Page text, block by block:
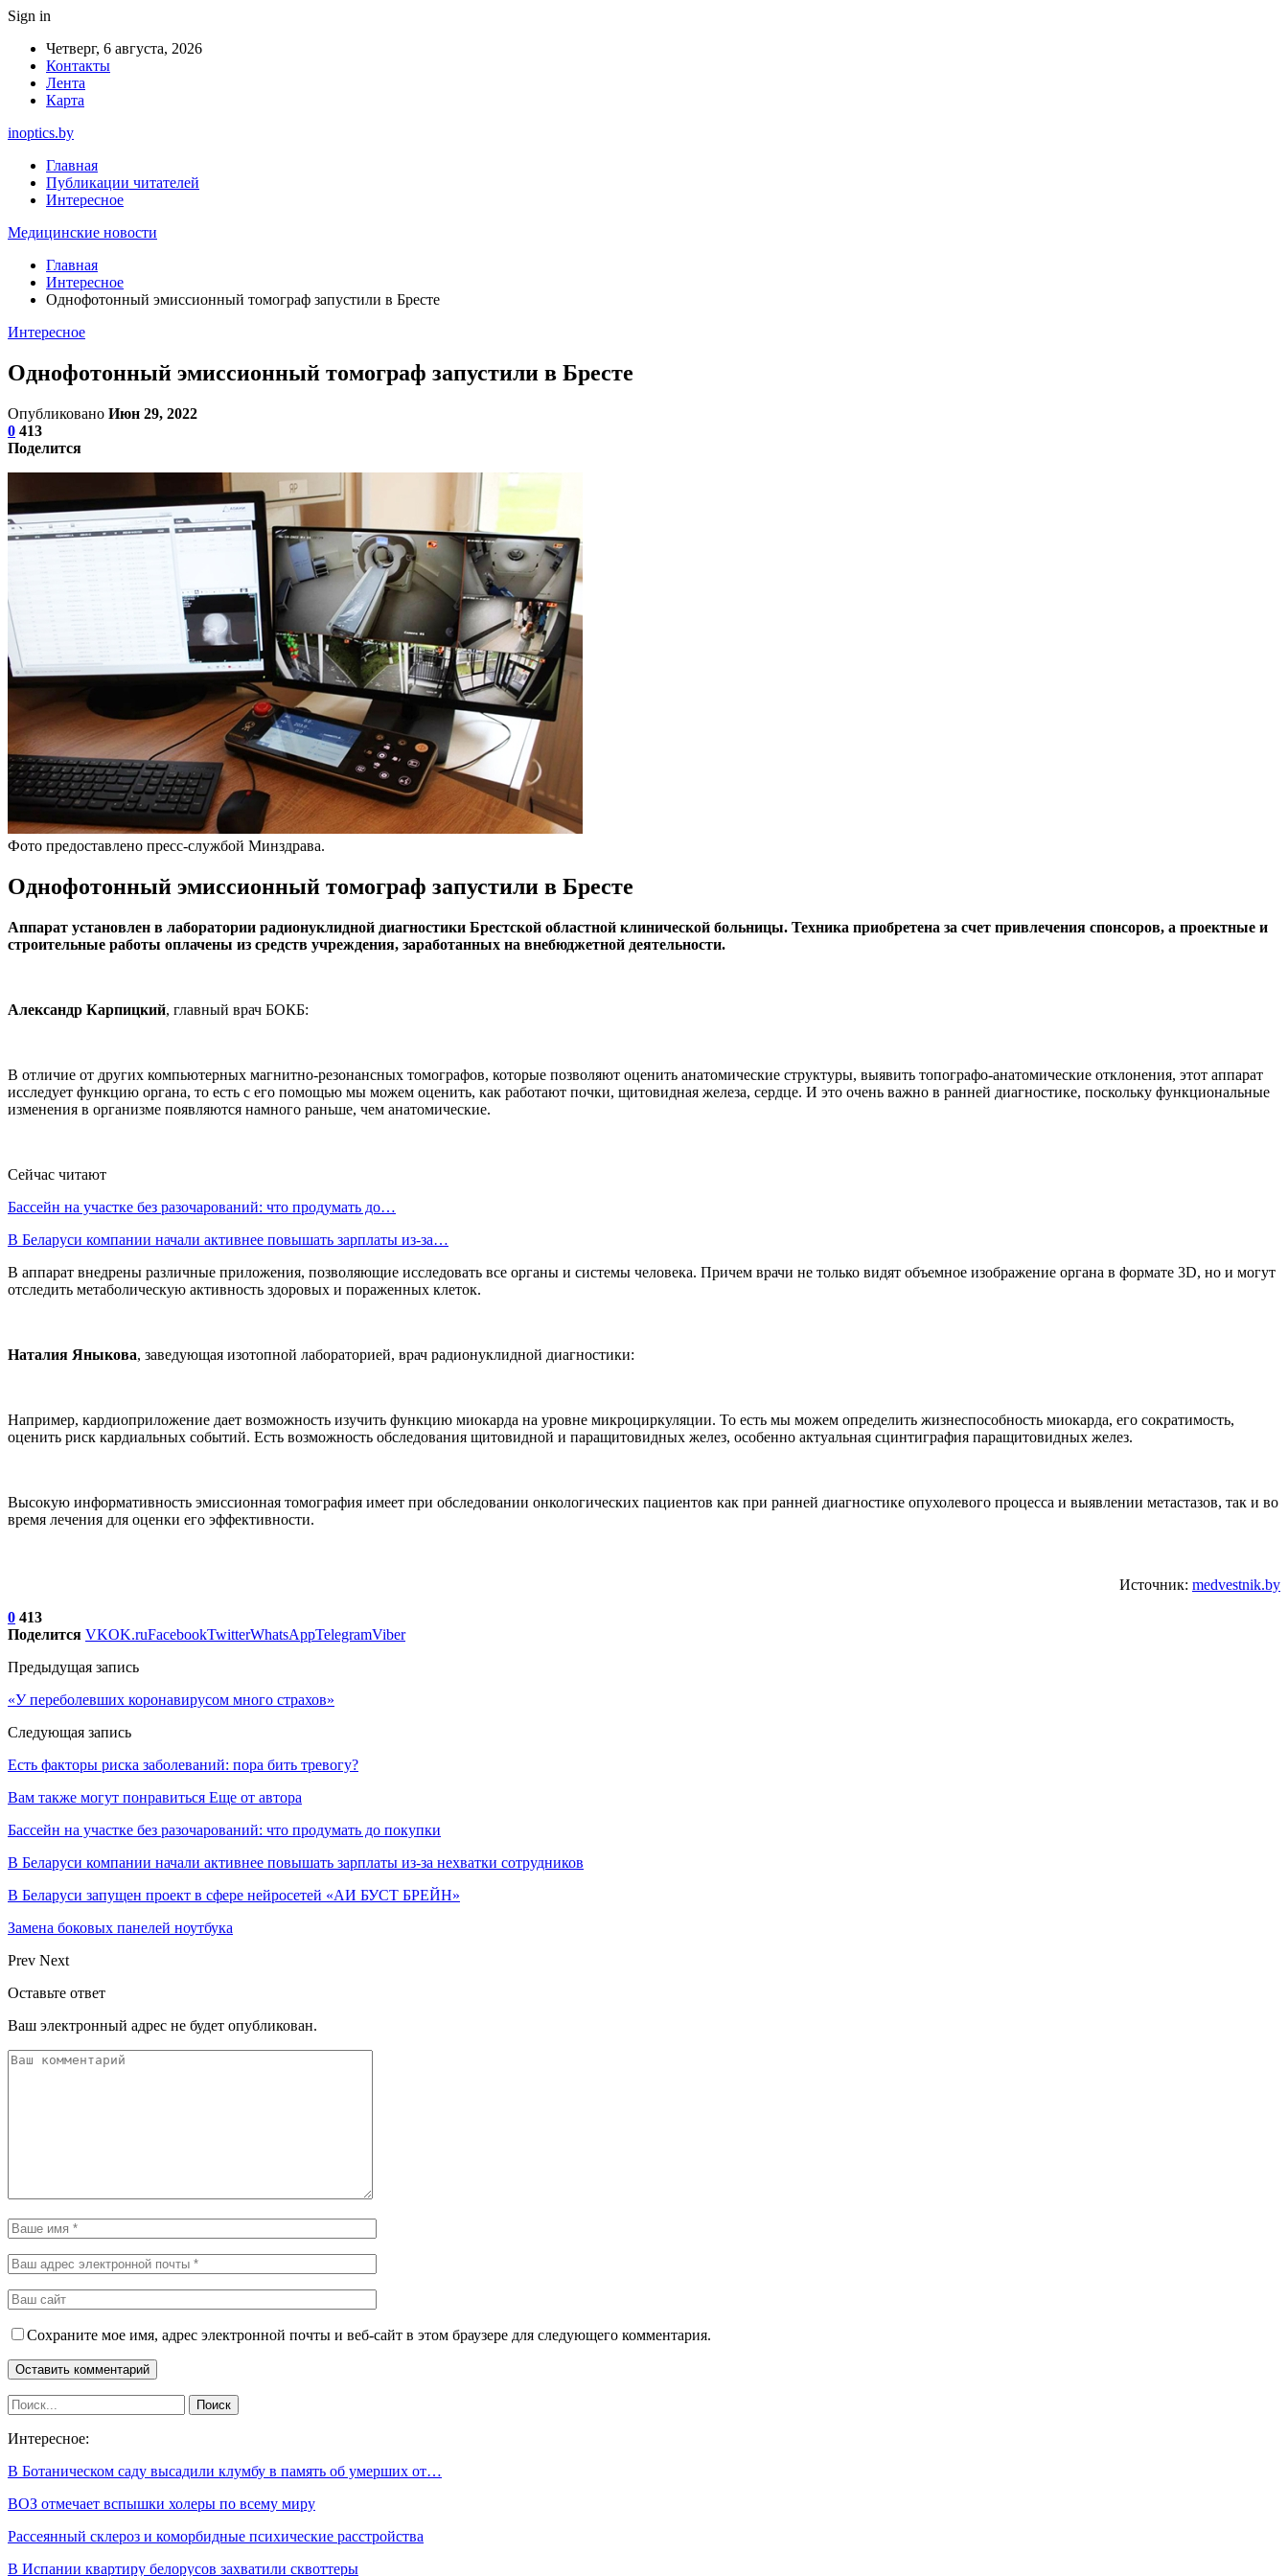
Sign in
Четверг, 6 августа, 2026
Контакты
Лента
Карта
inoptics.by
Главная
Публикации читателей
Интересное
Медицинские новости
Главная
Интересное
Однофотонный эмиссионный томограф запустили в Бресте
Интересное
Однофотонный эмиссионный томограф запустили в Бресте
Опубликовано Июн 29, 2022
0 413
Поделится
Фото предоставлено пресс-службой Минздрава.
Однофотонный эмиссионный томограф запустили в Бресте
Аппарат установлен в лаборатории радионуклидной диагностики Брестской областной клинической больницы. Техника приобретена за счет привлечения спонсоров, а проектные и
строительные работы оплачены из средств учреждения, заработанных на внебюджетной деятельности.
Александр Карпицкий, главный врач БОКБ:
В отличие от других компьютерных магнитно-резонансных томографов, которые позволяют оценить анатомические структуры, выявить топографо-анатомические отклонения, этот аппарат
исследует функцию органа, то есть с его помощью мы можем оценить, как работают почки, щитовидная железа, сердце. И это очень важно в ранней диагностике, поскольку функциональные
изменения в организме появляются намного раньше, чем анатомические.
Сейчас читают
Бассейн на участке без разочарований: что продумать до…
В Беларуси компании начали активнее повышать зарплаты из-за…
В аппарат внедрены различные приложения, позволяющие исследовать все органы и системы человека. Причем врачи не только видят объемное изображение органа в формате 3D, но и могут
отследить метаболическую активность здоровых и пораженных клеток.
Наталия Яныкова, заведующая изотопной лабораторией, врач радионуклидной диагностики:
Например, кардиоприложение дает возможность изучить функцию миокарда на уровне микроциркуляции. То есть мы можем определить жизнеспособность миокарда, его сократимость,
оценить риск кардиальных событий. Есть возможность обследования щитовидной и паращитовидных желез, особенно актуальная сцинтиграфия паращитовидных желез.
Высокую информативность эмиссионная томография имеет при обследовании онкологических пациентов как при ранней диагностике опухолевого процесса и выявлении метастазов, так и во
время лечения для оценки его эффективности.
Источник: medvestnik.by
0 413
Поделится VKOK.ruFacebookTwitterWhatsAppTelegramViber
Предыдущая запись
«У переболевших коронавирусом много страхов»
Следующая запись
Есть факторы риска заболеваний: пора бить тревогу?
Вам также могут понравиться Еще от автора
Бассейн на участке без разочарований: что продумать до покупки
В Беларуси компании начали активнее повышать зарплаты из-за нехватки сотрудников
В Беларуси запущен проект в сфере нейросетей «АИ БУСТ БРЕЙН»
Замена боковых панелей ноутбука
Prev Next
Оставьте ответ
Ваш электронный адрес не будет опубликован.
Сохраните мое имя, адрес электронной почты и веб-сайт в этом браузере для следующего комментария.
Интересное:
В Ботаническом саду высадили клумбу в память об умерших от…
ВОЗ отмечает вспышки холеры по всему миру
Рассеянный склероз и коморбидные психические расстройства
В Испании квартиру белорусов захватили сквоттеры